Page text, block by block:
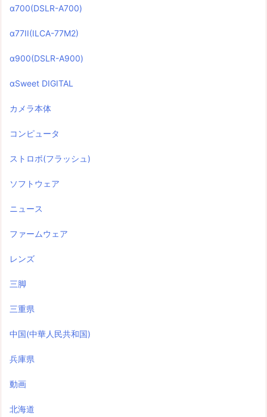
α700(DSLR-A700)
α77II(ILCA-77M2)
α900(DSLR-A900)
αSweet DIGITAL
カメラ本体
コンピュータ
ストロボ(フラッシュ)
ソフトウェア
ニュース
ファームウェア
レンズ
三脚
三重県
中国(中華人民共和国)
兵庫県
動画
北海道